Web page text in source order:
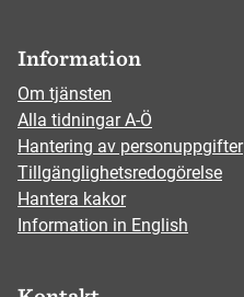
Information
Om tjänsten
Alla tidningar A-Ö
Hantering av personuppgifter
Tillgänglighetsredogörelse
Hantera kakor
Information in English